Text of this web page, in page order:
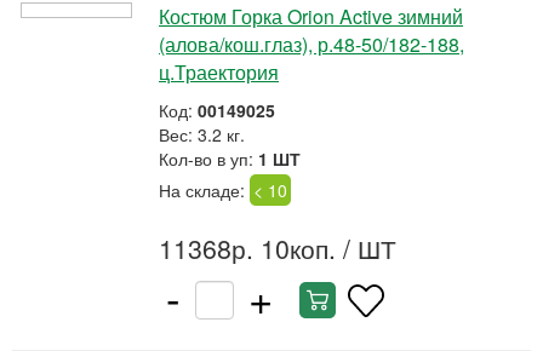
Костюм Горка Orion Active зимний
(алова/кош.глаз), р.48-50/182-188,
ц.Траектория
Код: 00149025
Вес: 3.2 кг.
Кол-во в уп: 1 ШТ
На складе: < 10
11368р. 10коп. / ШТ
- +